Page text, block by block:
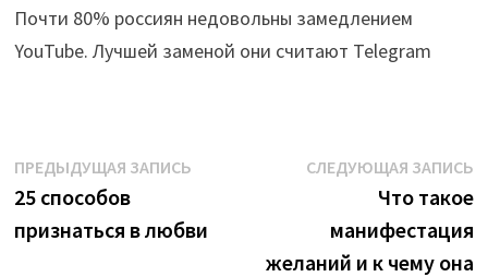
Почти 80% россиян недовольны замедлением
YouTube. Лучшей заменой они считают Telegram
Навигация
по
записям
ПРЕДЫДУЩАЯ ЗАПИСЬПредыдущая
25 способов
признаться в любви
СЛЕДУЮЩАЯ ЗАПИСЬ
Что такое
манифестация
желаний и к чему она